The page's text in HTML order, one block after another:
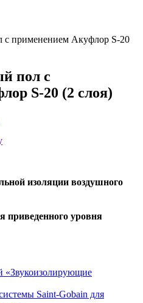
с применением Акуфлор S-20
пол с
S-20 (2 слоя)
изоляции воздушного
приведенного уровня
Saint-Gobain для